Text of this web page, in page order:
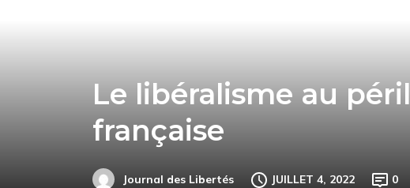
Le libéralisme au
française
Journal des Libertés JUILLET 4, 2022 0